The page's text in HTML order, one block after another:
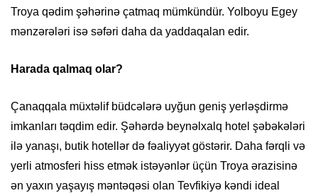
Troya qədim şəhərinə çatmaq mümkündür. Yolboyu Egey
mənzərələri isə səfəri daha da yaddaqalan edir.
Harada qalmaq olar?
Çanaqqala müxtəlif büdcələrə uyğun geniş yerləşdirmə
imkanları təqdim edir. Şəhərdə beynəlxalq hotel şəbəkələri
ilə yanaşı, butik hotellər də fəaliyyət göstərir. Daha fərqli və
yerli atmosferi hiss etmək istəyənlər üçün Troya ərazisinə
ən yaxın yaşayış məntəqəsi olan Tevfikiyə kəndi ideal